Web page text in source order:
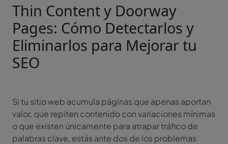
Thin Content y Doorway
Pages: Cómo Detectarlos y
Eliminarlos para Mejorar tu
SEO
Si tu sitio web acumula páginas que apenas aportan
valor, que repiten contenido con variaciones mínimas
o que existen únicamente para atrapar tráfico de
palabras clave, estás ante dos de los problemas